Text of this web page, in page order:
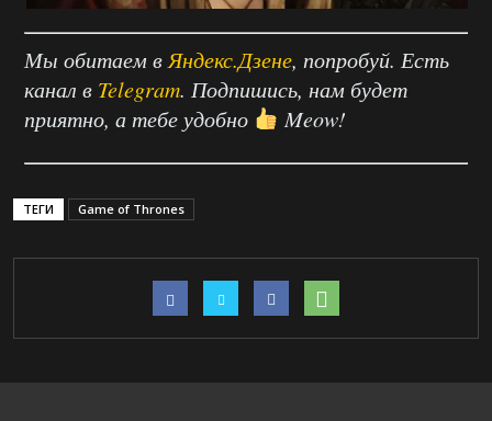
Мы обитаем в Яндекс.Дзене, попробуй. Есть
канал в Telegram. Подпишись, нам будет
приятно, а тебе удобно
Meow!
ТЕГИ Game of Thrones